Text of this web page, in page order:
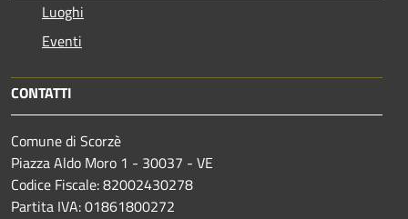
Luoghi
Eventi
CONTATTI
Comune di Scorzè
Piazza Aldo Moro 1 - 30037 - VE
Codice Fiscale: 82002430278
Partita IVA: 01861800272